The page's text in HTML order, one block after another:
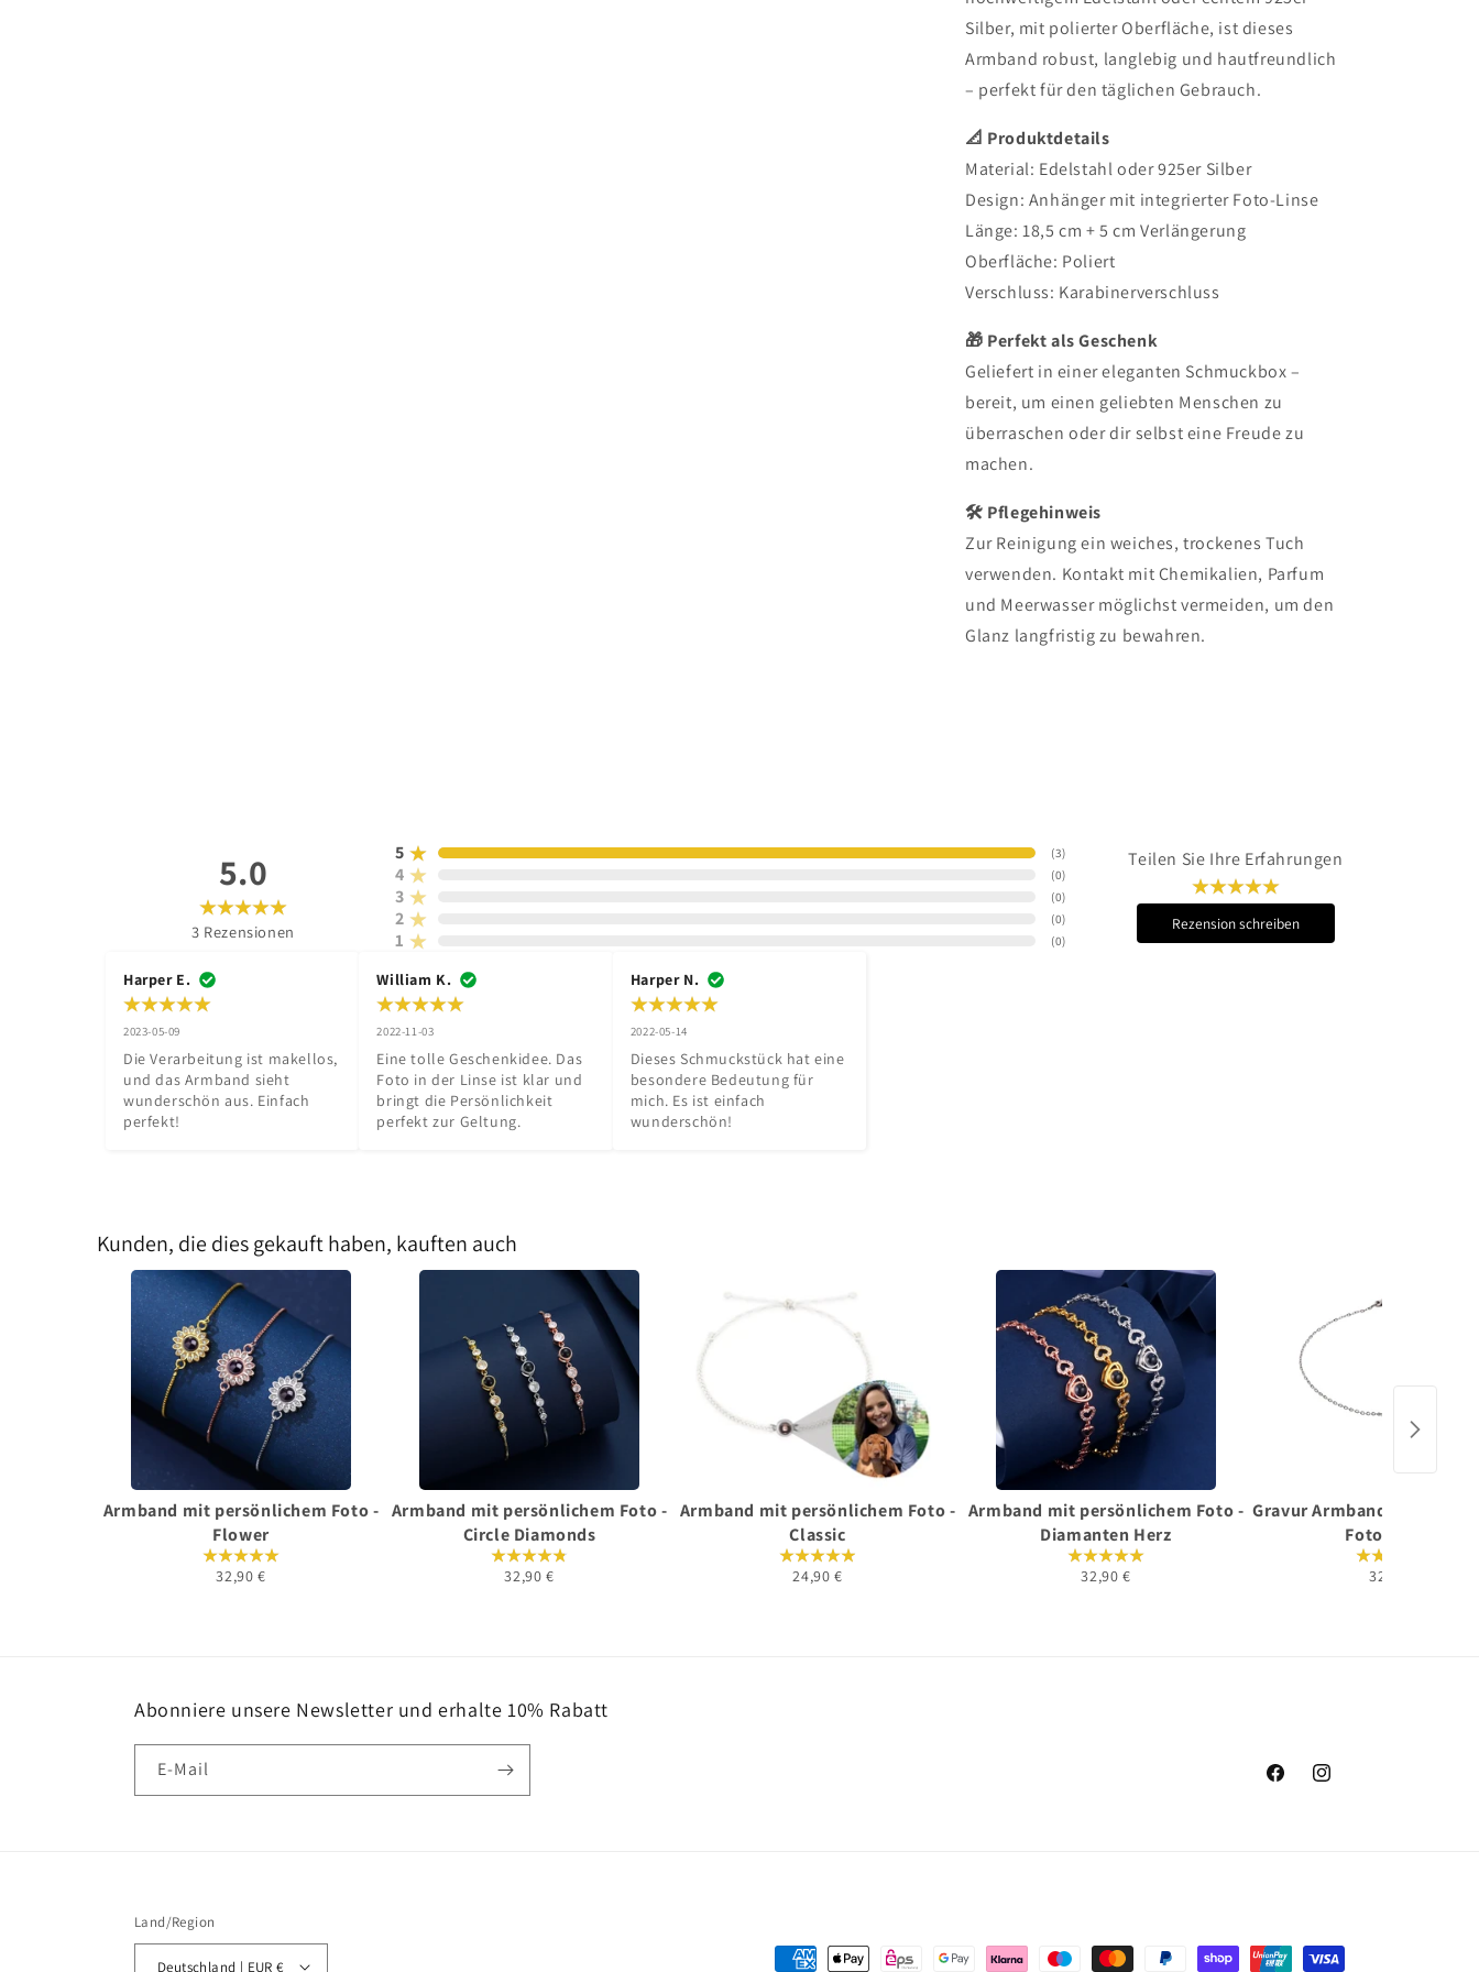
Silber, mit polierter Oberfläche, ist dieses
Armband robust, langlebig und hautfreundlich
– perfekt für den täglichen Gebrauch.
📐 Produktdetails
Material: Edelstahl oder 925er Silber
Design: Anhänger mit integrierter Foto-Linse
Länge: 18,5 cm + 5 cm Verlängerung
Oberfläche: Poliert
Verschluss: Karabinerverschluss
🎁 Perfekt als Geschenk
Geliefert in einer eleganten Schmuckbox –
bereit, um einen geliebten Menschen zu
überraschen oder dir selbst eine Freude zu
machen.
🛠 Pflegehinweis
Zur Reinigung ein weiches, trockenes Tuch
verwenden. Kontakt mit Chemikalien, Parfum
und Meerwasser möglichst vermeiden, um den
Glanz langfristig zu bewahren.
5.0
3 Rezensionen
5 (3)
4 (0)
3 (0)
2 (0)
1 (0)
Teilen Sie Ihre Erfahrungen
Rezension schreiben
Harper E.
2023-05-09
Die Verarbeitung ist makellos,
und das Armband sieht
wunderschön aus. Einfach
perfekt!
William K.
2022-11-03
Eine tolle Geschenkidee. Das
Foto in der Linse ist klar und
bringt die Persönlichkeit
perfekt zur Geltung.
Harper N.
2022-05-14
Dieses Schmuckstück hat eine
besondere Bedeutung für
mich. Es ist einfach
wunderschön!
Kunden, die dies gekauft haben, kauften auch
Armband mit persönlichem Foto -
Flower
32,90 €
Armband mit persönlichem Foto -
Circle Diamonds
32,90 €
Armband mit persönlichem Foto -
Classic
24,90 €
Armband mit persönlichem Foto -
Diamanten Herz
32,90 €
Gravur Armband mit
Foto - Heart
32,90 €
Abonniere unsere Newsletter und erhalte 10% Rabatt
E-Mail
FacebookInstagram
Land/Region
Deutschland | EUR € Zahlungsmethoden